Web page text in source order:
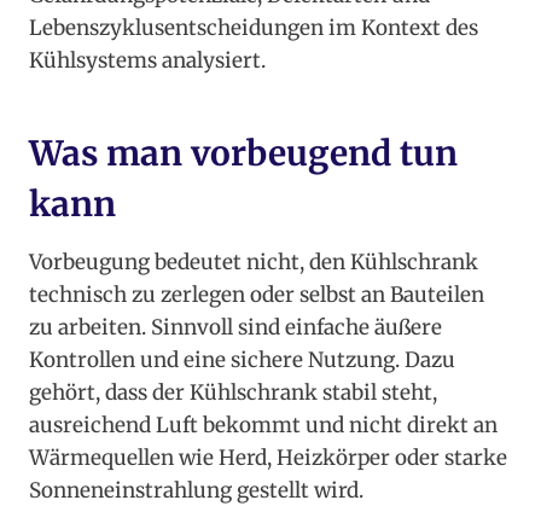
Lebenszyklusentscheidungen im Kontext des
Kühlsystems analysiert.
Was man vorbeugend tun
kann
Vorbeugung bedeutet nicht, den Kühlschrank
technisch zu zerlegen oder selbst an Bauteilen
zu arbeiten. Sinnvoll sind einfache äußere
Kontrollen und eine sichere Nutzung. Dazu
gehört, dass der Kühlschrank stabil steht,
ausreichend Luft bekommt und nicht direkt an
Wärmequellen wie Herd, Heizkörper oder starke
Sonneneinstrahlung gestellt wird.